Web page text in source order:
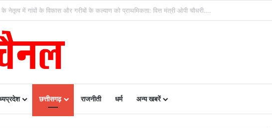
के लिए राज्य सरकार की बड़ी पहल- रायपुर, दुर्ग और बिलासपुर में तीन ‘अन्नपूर्ति ग्रेन एटीएम‘ का शुभारंभ…
छत्तीसगढ़ राजनीती धर्म अन्य खबरें